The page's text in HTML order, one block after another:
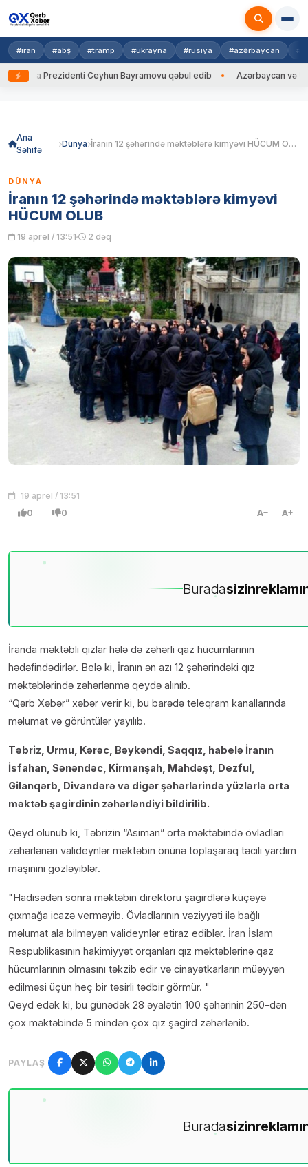
#iran #abş #tramp #ukrayna #rusiya #azərbaycan
Prezidenti Ceyhun Bayramovu qəbul edib Azərbaycan və
Ana
Səhifə
Dünya İranın 12 şəhərində məktəblərə kimyəvi HÜCUM OLUB
DÜNYA
İranın 12 şəhərində məktəblərə kimyəvi
HÜCUM OLUB
19 aprel / 13:51 2 dəq
19 aprel / 13:51
0 0 A A
Buradasizin
İranda məktəbli qızlar hələ də zəhərli qaz hücumlarının
hədəfindədirlər. Belə ki, İranın ən azı 12 şəhərindəki qız
məktəblərində zəhərlənmə qeydə alınıb.
“Qərb Xəbər” xəbər verir ki, bu barədə teleqram kanallarında
məlumat və görüntülər yayılıb.
Təbriz, Urmu, Kərəc, Bəykəndi, Saqqız, habelə İranın
İsfahan, Sənəndəc, Kirmanşah, Mahdəşt, Dezful,
Gilanqərb, Divandərə və digər şəhərlərində yüzlərlə orta
məktəb şagirdinin zəhərləndiyi bildirilib.
Qeyd olunub ki, Təbrizin “Asiman” orta məktəbində övladları
zəhərlənən valideynlər məktəbin önünə toplaşaraq təcili yardım
maşınını gözləyiblər.
Hadisədən sonra məktəbin direktoru şagirdlərə küçəyə
çıxmağa icazə verməyib. Övladlarının vəziyyəti ilə bağlı
məlumat ala bilməyən valideynlər etiraz ediblər. İran İslam
Respublikasının hakimiyyət orqanları qız məktəblərinə qaz
hücumlarının olmasını təkzib edir və cinayətkarların müəyyən
edilməsi üçün heç bir təsirli tədbir görmür.
Qeyd edək ki, bu günədək 28 əyalətin 100 şəhərinin 250-dən
çox məktəbində 5 mindən çox qız şagird zəhərlənib.
PAYLAŞ
Buradasizin